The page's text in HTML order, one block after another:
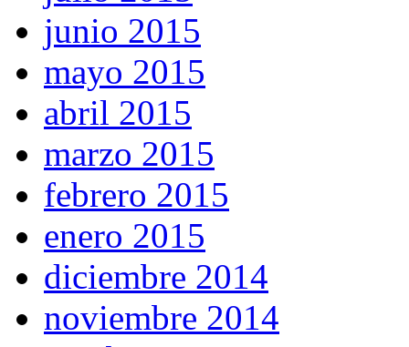
junio 2015
mayo 2015
abril 2015
marzo 2015
febrero 2015
enero 2015
diciembre 2014
noviembre 2014